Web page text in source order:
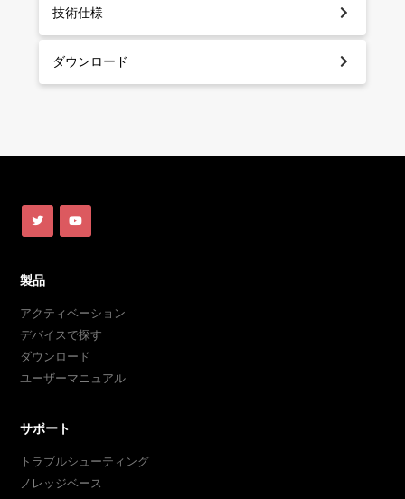
技術仕様
ダウンロード
製品
アクティベーション
デバイスで探す
ダウンロード
ユーザーマニュアル
サポート
トラブルシューティング
ノレッジベース